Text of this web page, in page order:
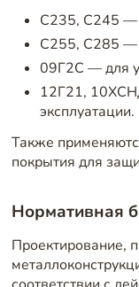
С235, С245 —
С255, С285 —
09Г2С — для
12Г21,
эксплуатации.
Также
покрытия для
Нормативная
Проектирование,